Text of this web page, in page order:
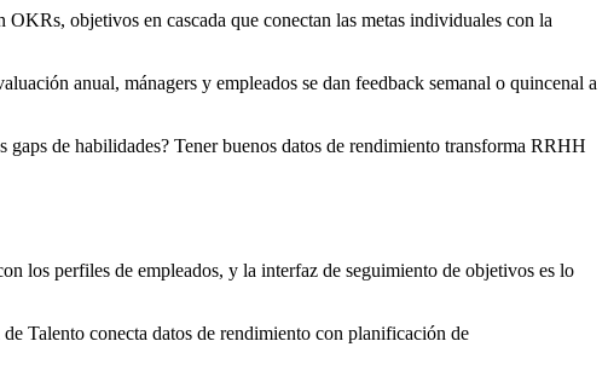
objetivos en cascada que conectan las metas individuales con la
anual, mánagers y empleados se dan feedback semanal o quincenal a
de habilidades? Tener buenos datos de rendimiento transforma RRHH
los perfiles de empleados, y la interfaz de seguimiento de objetivos es lo
Talento conecta datos de rendimiento con planificación de